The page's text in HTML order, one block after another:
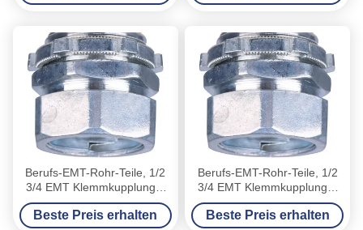
Berufs-EMT-Rohr-Teile, 1/2
3/4 EMT Klemmkupplungs-
Gewohnheits-Farbe
Beste Preis erhalten
Berufs-EMT-Rohr-Teile, 1/2
3/4 EMT Klemmkupplungs-
Gewohnheits-Farbe
Beste Preis erhalten